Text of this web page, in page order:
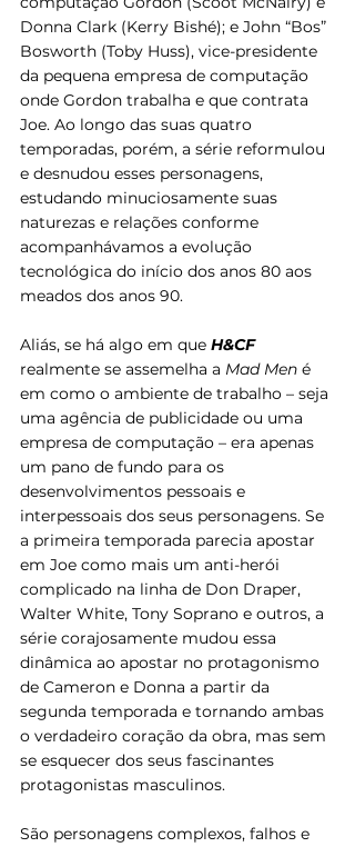
Donna Clark (Kerry Bishé); e John “Bos”
Bosworth (Toby Huss), vice-presidente
da pequena empresa de computação
onde Gordon trabalha e que contrata
Joe. Ao longo das suas quatro
temporadas, porém, a série reformulou
e desnudou esses personagens,
estudando minuciosamente suas
naturezas e relações conforme
acompanhávamos a evolução
tecnológica do início dos anos 80 aos
meados dos anos 90.
Aliás, se há algo em que H&CF
realmente se assemelha a Mad Men é
em como o ambiente de trabalho – seja
uma agência de publicidade ou uma
empresa de computação – era apenas
um pano de fundo para os
desenvolvimentos pessoais e
interpessoais dos seus personagens. Se
a primeira temporada parecia apostar
em Joe como mais um anti-herói
complicado na linha de Don Draper,
Walter White, Tony Soprano e outros, a
série corajosamente mudou essa
dinâmica ao apostar no protagonismo
de Cameron e Donna a partir da
segunda temporada e tornando ambas
o verdadeiro coração da obra, mas sem
se esquecer dos seus fascinantes
protagonistas masculinos.
São personagens complexos, falhos e